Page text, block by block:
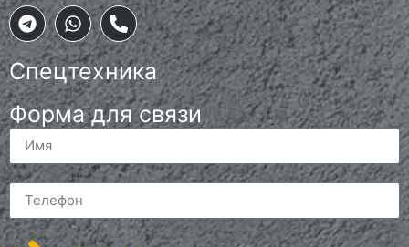
Спецтехника
Форма для связи